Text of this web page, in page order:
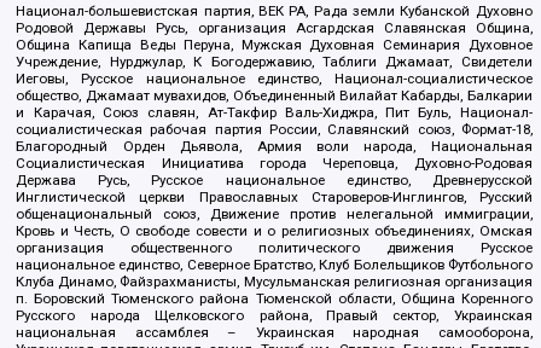
Национал-большевистская партия, ВЕК РА, Рада земли Кубанской Духовно
Родовой Державы Русь, организация Асгардская Славянская Община,
Община Капища Веды Перуна, Мужская Духовная Семинария Духовное
Учреждение, Нурджулар, К Богодержавию, Таблиги Джамаат, Свидетели
Иеговы, Русское национальное единство, Национал-социалистическое
общество, Джамаат мувахидов, Объединенный Вилайат Кабарды, Балкарии
и Карачая, Союз славян, Ат-Такфир Валь-Хиджра, Пит Буль, Национал-
социалистическая рабочая партия России, Славянский союз, Формат-18,
Благородный Орден Дьявола, Армия воли народа, Национальная
Социалистическая Инициатива города Череповца, Духовно-Родовая
Держава Русь, Русское национальное единство, Древнерусской
Инглистической церкви Православных Староверов-Инглингов, Русский
общенациональный союз, Движение против нелегальной иммиграции,
Кровь и Честь, О свободе совести и о религиозных объединениях, Омская
организация общественного политического движения Русское
национальное единство, Северное Братство, Клуб Болельщиков Футбольного
Клуба Динамо, Файзрахманисты, Мусульманская религиозная организация
п. Боровский Тюменского района Тюменской области, Община Коренного
Русского народа Щелковского района, Правый сектор, Украинская
национальная ассамблея – Украинская народная самооборона,